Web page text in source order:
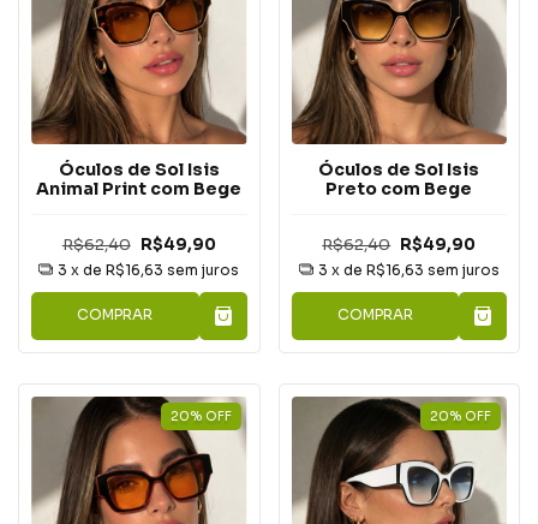
Óculos de Sol Isis
Animal Print com Bege
R$62,40 R$49,90
3 x deR$16,63 sem juros
COMPRAR
Óculos de Sol Isis
Preto com Bege
R$62,40 R$49,90
3 x de R$16,63 sem juros
COMPRAR
20% OFF 20% OFF